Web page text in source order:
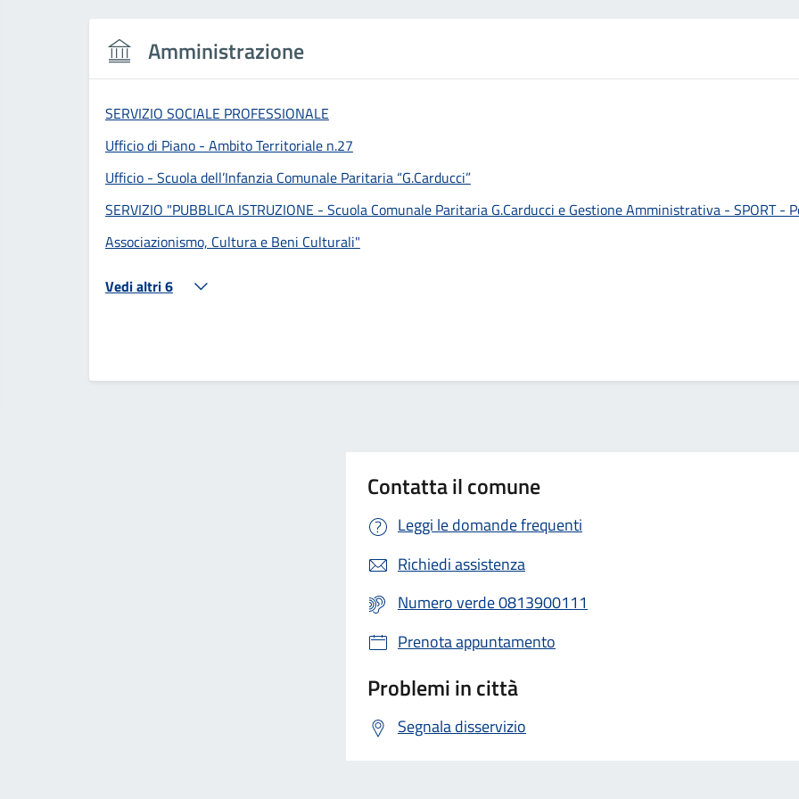
Amministrazione
SERVIZIO SOCIALE PROFESSIONALE
Ufficio di Piano - Ambito Territoriale n.27
Ufficio - Scuola dell’Infanzia Comunale Paritaria “G.Carducci”
SERVIZIO "PUBBLICA ISTRUZIONE - Scuola Comunale Paritaria G.Carducci e Gestione Amministrativa - SPORT
Associazionismo, Cultura e Beni Culturali"
Vedi altri 6
Contatta il comune
Leggi le domande frequenti
Richiedi assistenza
Numero verde 0813900111
Prenota appuntamento
Problemi in città
Segnala disservizio